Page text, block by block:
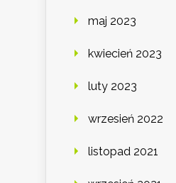
maj 2023
kwiecień 2023
luty 2023
wrzesień 2022
listopad 2021